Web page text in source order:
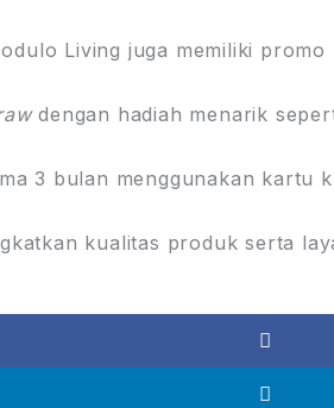
Living juga memiliki promo
dengan hadiah menarik
3 bulan menggunakan kartu
kualitas produk serta